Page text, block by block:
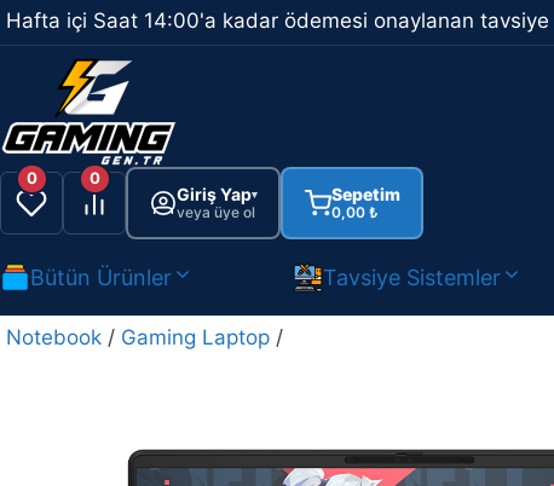
İçeriğe
atla
Hafta içi Saat 14:00'a kadar ödemesi onaylanan
0 0
Giriş Yap▾
veya üye ol
Sepetim
0,00 ₺
Bütün Ürünler Tavsiye Sistemler
Notebook / Gaming Laptop /